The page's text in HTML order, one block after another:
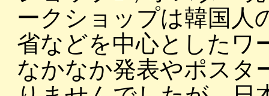
ークショップは韓国人
省などを中心としたワ
なかなか発表やポスタ